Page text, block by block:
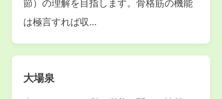
節）の理解を目指します。骨格筋の機能
は極言すれば収...
大場泉